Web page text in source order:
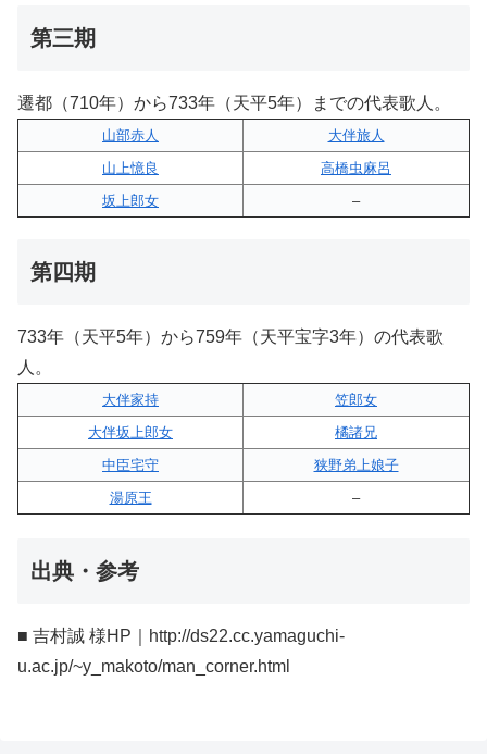
第三期
遷都（710年）から733年（天平5年）までの代表歌人。
山部赤人
大伴旅人
山上憶良
高橋虫麻呂
坂上郎女
–
第四期
733年（天平5年）から759年（天平宝字3年）の代表歌
人。
大伴家持
笠郎女
大伴坂上郎女
橘諸兄
中臣宅守
狭野弟上娘子
湯原王
–
出典・参考
■ 吉村誠 様HP｜http://ds22.cc.yamaguchi-
u.ac.jp/~y_makoto/man_corner.html